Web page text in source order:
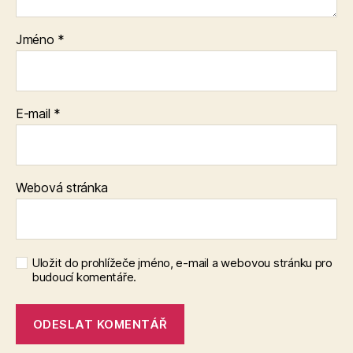
Jméno *
E-mail *
Webová stránka
Uložit do prohlížeče jméno, e-mail a webovou stránku pro
budoucí komentáře.